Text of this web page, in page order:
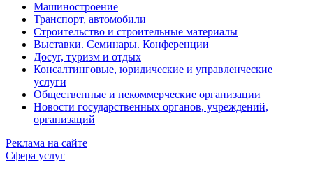
Машиностроение
Транспорт, автомобили
Строительство и строительные материалы
Выставки. Семинары. Конференции
Досуг, туризм и отдых
Консалтинговые, юридические и управленческие
услуги
Общественные и некоммерческие организации
Новости государственных органов, учреждений,
организаций
Реклама на сайте
Сфера услуг